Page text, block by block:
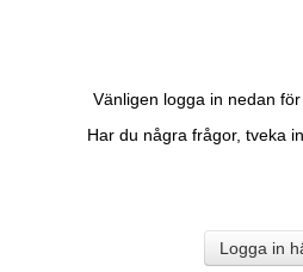
Vänligen logga in nedan
Har du några frågor, tveka
Logga in